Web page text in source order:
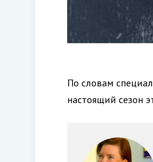
По словам
настоящий сезон